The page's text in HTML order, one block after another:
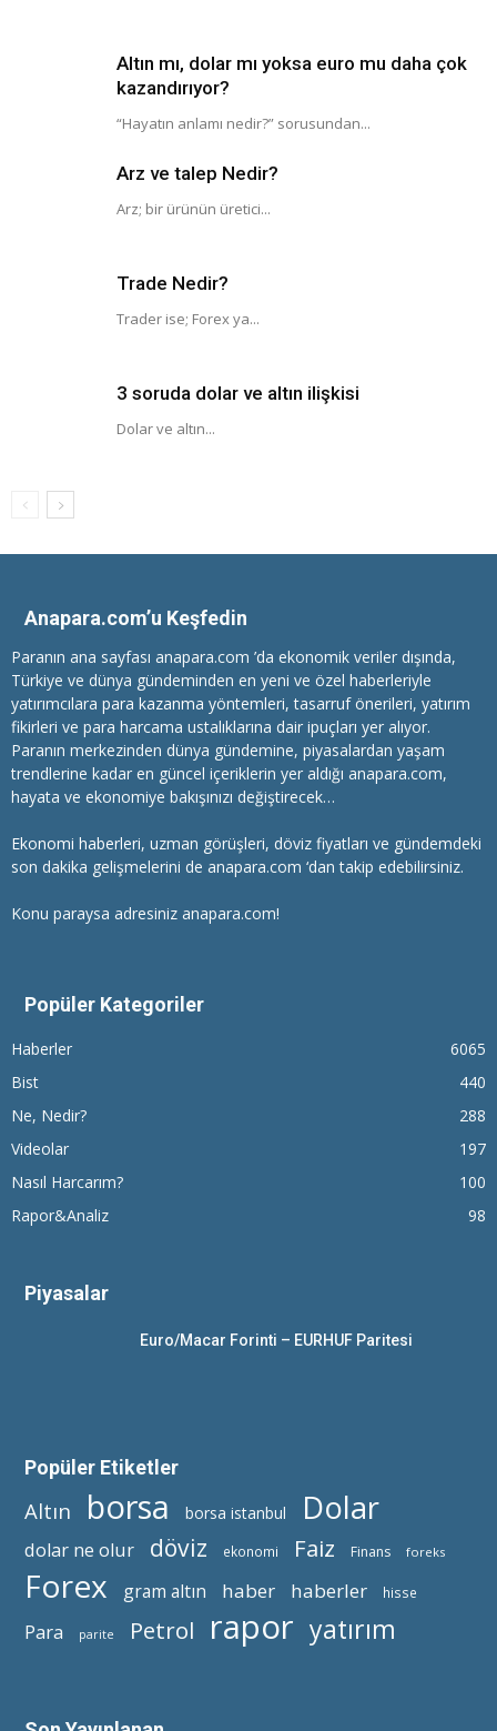
Altın mı, dolar mı yoksa euro mu daha çok
kazandırıyor?
“Hayatın anlamı nedir?” sorusundan...
Arz ve talep Nedir?
Arz; bir ürünün üretici...
Trade Nedir?
Trader ise; Forex ya...
3 soruda dolar ve altın ilişkisi
Dolar ve altın...
Anapara.com’u Keşfedin
Paranın ana sayfası anapara.com ’da ekonomik veriler dışında,
Türkiye ve dünya gündeminden en yeni ve özel haberleriyle
yatırımcılara para kazanma yöntemleri, tasarruf önerileri, yatırım
fikirleri ve para harcama ustalıklarına dair ipuçları yer alıyor.
Paranın merkezinden dünya gündemine, piyasalardan yaşam
trendlerine kadar en güncel içeriklerin yer aldığı anapara.com,
hayata ve ekonomiye bakışınızı değiştirecek…
Ekonomi haberleri, uzman görüşleri, döviz fiyatları ve gündemdeki
son dakika gelişmelerini de anapara.com ‘dan takip edebilirsiniz.
Konu paraysa adresiniz anapara.com!
Popüler Kategoriler
Haberler
6065
Bist
440
Ne, Nedir?
288
Videolar
197
Nasıl Harcarım?
100
Rapor&Analiz
98
Piyasalar
Euro/Macar Forinti – EURHUF Paritesi
Popüler Etiketler
Altın borsa borsa istanbul Dolar
dolar ne olur döviz ekonomi Faiz Finans foreks
Forex gram altın haber haberler hisse
Para parite Petrol rapor yatırım